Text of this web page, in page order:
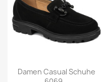
Damen Casual Schuhe